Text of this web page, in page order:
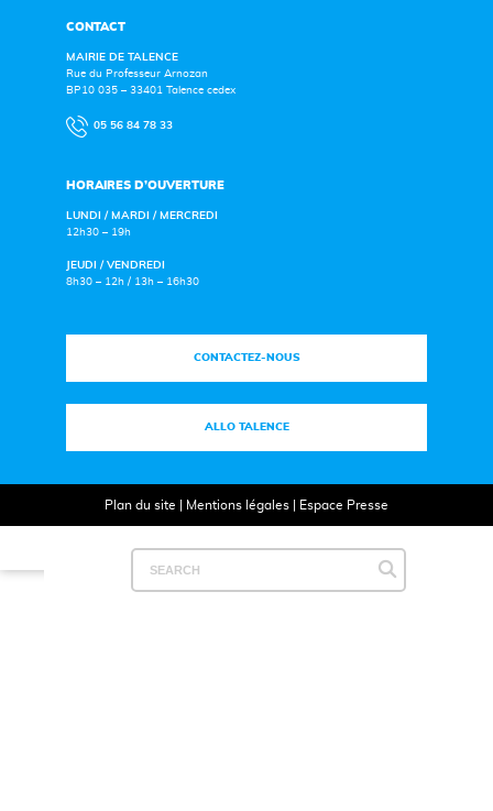
CONTACT
MAIRIE DE TALENCE
Rue du Professeur Arnozan
BP10 035 – 33401 Talence cedex
05 56 84 78 33
HORAIRES D’OUVERTURE
LUNDI / MARDI / MERCREDI
12h30 – 19h
JEUDI / VENDREDI
8h30 – 12h / 13h – 16h30
CONTACTEZ-NOUS
ALLO TALENCE
Plan du site Mentions légales| Espace Presse